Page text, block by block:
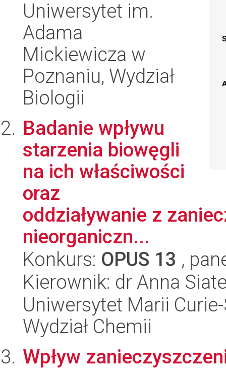
Uniwersytet im.
Adama
Mickiewicza w
Poznaniu, Wydział
Biologii
Badanie wpływu
starzenia biowęgli
na ich właściwości
oraz
oddziaływanie z
nieorganiczn...
Konkurs: OPUS 13 ,
Kierownik: dr Anna
Uniwersytet Marii
Wydział Chemii
Wpływ